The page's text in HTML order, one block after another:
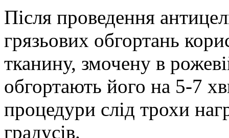
Після проведення
грязьових обгортань
тканину, змочену в
обгортають його на 5-7
процедури слід трохи
градусів.